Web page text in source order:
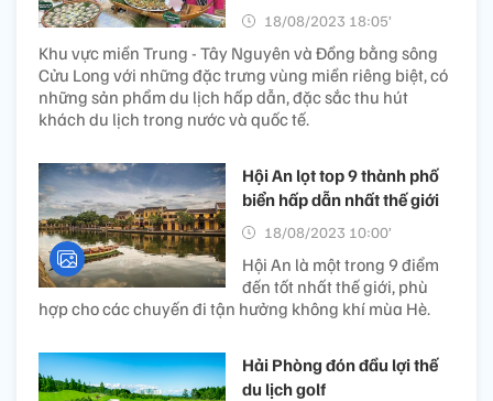
18/08/2023 18:05’
Khu vực miền Trung - Tây Nguyên và Đồng bằng sông
Cửu Long với những đặc trưng vùng miền riêng biệt, có
những sản phẩm du lịch hấp dẫn, đặc sắc thu hút
khách du lịch trong nước và quốc tế.
Hội An lọt top 9 thành phố
biển hấp dẫn nhất thế giới
18/08/2023 10:00’
Hội An là một trong 9 điểm
đến tốt nhất thế giới, phù
hợp cho các chuyến đi tận hưởng không khí mùa Hè.
Hải Phòng đón đầu lợi thế
du lịch golf